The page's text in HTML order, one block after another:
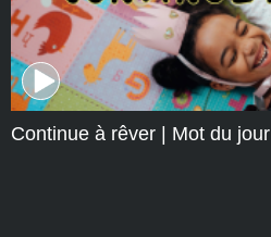
Continue à rêver | Mot du jour